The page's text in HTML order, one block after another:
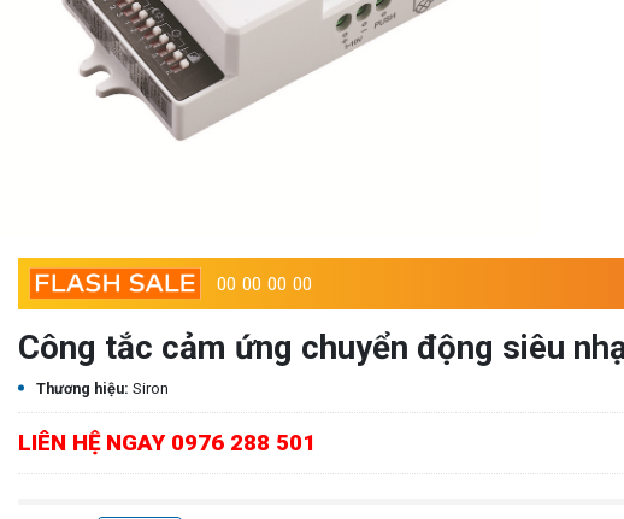
00 00 00 00
Công tắc cảm ứng chuyển động siêu
Thương hiệu: Siron
LIÊN HỆ NGAY 0976 288 501